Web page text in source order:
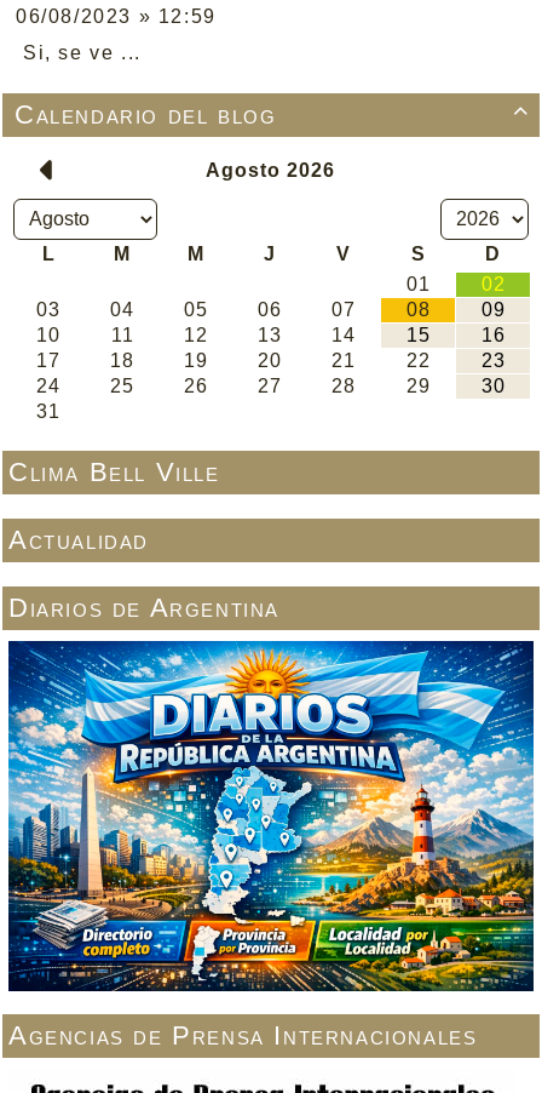
06/08/2023 » 12:59
Si, se ve ...

Calendario del blog
Clima Bell Ville
Actualidad
Diarios de Argentina
Agencias de Prensa Internacionales